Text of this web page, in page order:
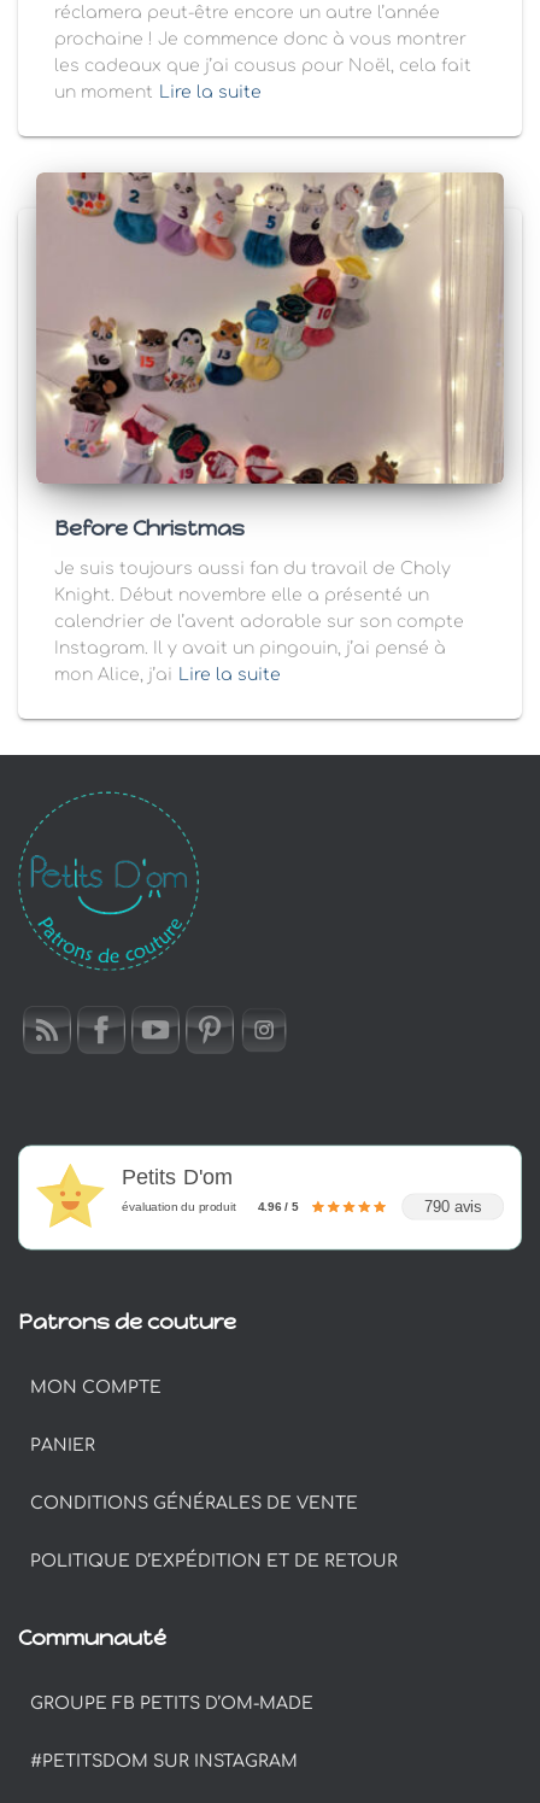
réclamera peut-être encore un autre l’année
prochaine ! Je commence donc à vous montrer
les cadeaux que j’ai cousus pour Noël, cela fait
un moment
Lire la suite
Before Christmas
Je suis toujours aussi fan du travail de Choly
Knight. Début novembre elle a présenté un
calendrier de l’avent adorable sur son compte
Instagram. Il y avait un pingouin, j’ai pensé à
mon Alice, j’ai Lire la suite
Petits D'om
évaluation du produit 4.96 / 5 790 avis
Patrons de couture
MON COMPTE
PANIER
CONDITIONS GÉNÉRALES DE VENTE
POLITIQUE D’EXPÉDITION ET DE RETOUR
Communauté
GROUPE FB PETITS D’OM-MADE
#PETITSDOM SUR INSTAGRAM